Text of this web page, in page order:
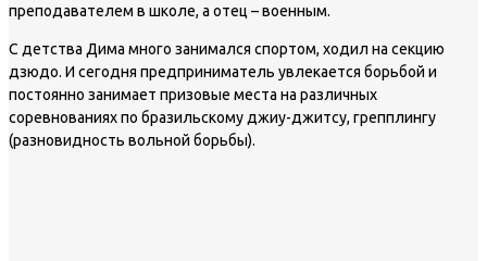
преподавателем в школе, а отец – военным.
С детства Дима много занимался спортом, ходил на секцию
дзюдо. И сегодня предприниматель увлекается борьбой и
постоянно занимает призовые места на различных
соревнованиях по бразильскому джиу-джитсу, грепплингу
(разновидность вольной борьбы).